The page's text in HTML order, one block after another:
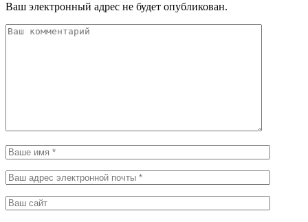
Ваш электронный адрес не будет опубликован.